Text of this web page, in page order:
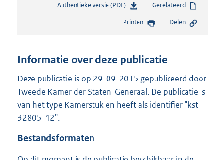
Authentieke versie (PDF)b
s
n
s
r
o
:
Gerelateerd
Printen Delen
Informatie over deze publicatie
Deze publicatie is op 29-09-2015 gepubliceerd door
Tweede Kamer der Staten-Generaal. De publicatie is
van het type Kamerstuk en heeft als identifier "kst-
32805-42".
Bestandsformaten